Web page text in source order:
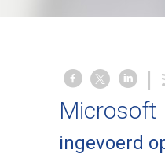
Microsoft
ingevoerd